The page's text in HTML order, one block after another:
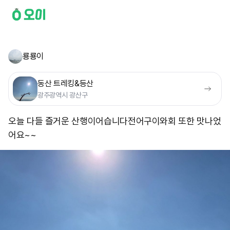
룡룡이
동산 트레킹&등산
광주광역시 광산구
오늘 다들 즐거운 산행이어습니다 ​전어구이와회 또한 맛나었
어요~~